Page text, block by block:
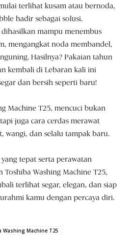
terlihat kusam atau bernoda,
hadir sebagai solusi.
mampu menembus
mengangkat noda membandel,
Hasilnya? Pakaian tahun
kembali di Lebaran kali ini
dan bersih seperti baru!
Machine T25, mencuci bukan
juga cara cerdas merawat
wangi, dan selalu tampak baru.
yang tepat serta perawatan
Toshiba Washing Machine T25,
terlihat segar, elegan, dan siap
kamu dengan percaya diri.
Washing Machine T25